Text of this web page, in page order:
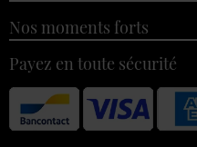
Nos moments forts
Payez en toute sécurité